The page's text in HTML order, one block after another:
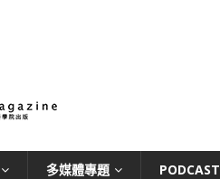
多媒體專題 PODCAST